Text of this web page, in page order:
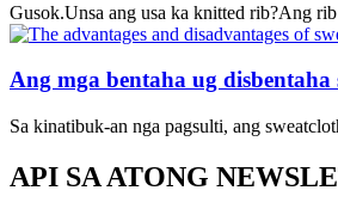
Gusok.Unsa ang usa ka knitted rib?Ang
Ang mga bentaha ug disbentaha
Sa kinatibuk-an nga pagsulti, ang
API SA ATONG